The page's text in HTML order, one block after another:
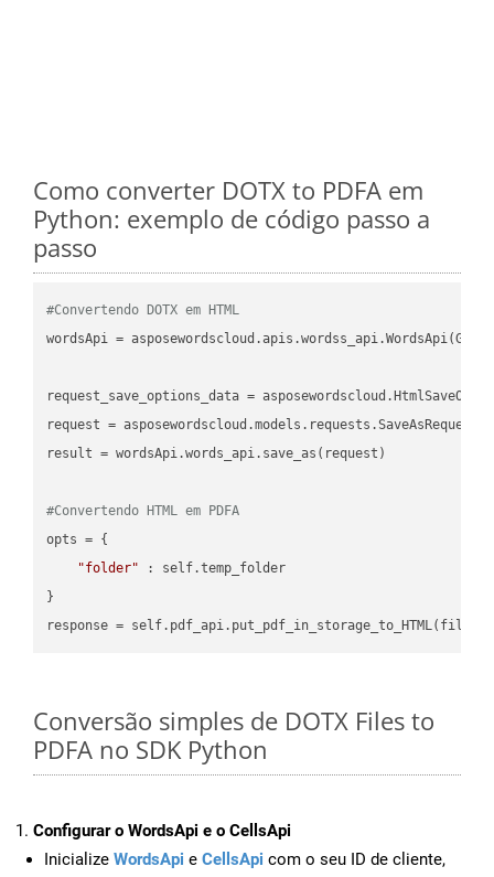
Como converter DOTX to PDFA em
Python: exemplo de código passo a
passo
#Convertendo DOTX em HTML
wordsApi =
request_save_options_data =
request =
result = wordsApi.words_api.save_as(request)
#Convertendo HTML em PDFA
opts = {
"folder" : self.temp_folder
}
Conversão simples de DOTX Files to
PDFA no SDK Python
Configurar o WordsApi e o CellsApi
Inicialize WordsApi e CellsApi com o seu ID de cliente,